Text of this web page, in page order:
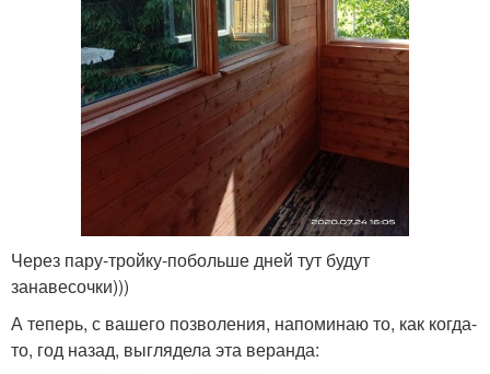
Через пару-тройку-побольше дней тут будут
занавесочки)))
А теперь, с вашего позволения, напоминаю то, как когда-
то, год назад, выглядела эта веранда: